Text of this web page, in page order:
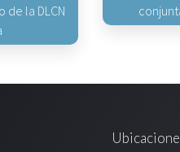
de la DLCN